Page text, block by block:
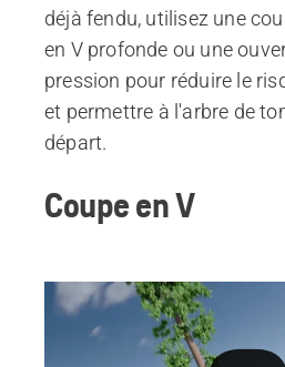
déjà fendu, utilisez une
en V profonde ou une
pression pour réduire le
et permettre à l'arbre de
départ.
Coupe en V